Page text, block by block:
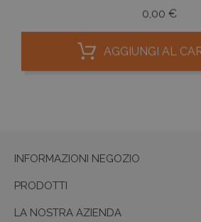
0,00 €
AGGIUNGI AL
INFORMAZIONI NEGOZIO
PRODOTTI
LA NOSTRA AZIENDA